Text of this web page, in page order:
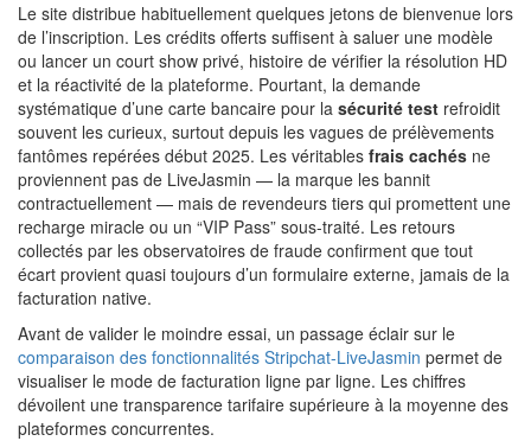
Le site distribue habituellement quelques jetons de bienvenue lors
de l’inscription. Les crédits offerts suffisent à saluer une modèle
ou lancer un court show privé, histoire de vérifier la résolution HD
et la réactivité de la plateforme. Pourtant, la demande
systématique d’une carte bancaire pour la sécurité test refroidit
souvent les curieux, surtout depuis les vagues de prélèvements
fantômes repérées début 2025. Les véritables frais cachés ne
proviennent pas de LiveJasmin — la marque les bannit
contractuellement — mais de revendeurs tiers qui promettent une
recharge miracle ou un “VIP Pass” sous-traité. Les retours
collectés par les observatoires de fraude confirment que tout
écart provient quasi toujours d’un formulaire externe, jamais de la
facturation native.
Avant de valider le moindre essai, un passage éclair sur le
comparaison des fonctionnalités Stripchat-LiveJasmin permet de
visualiser le mode de facturation ligne par ligne. Les chiffres
dévoilent une transparence tarifaire supérieure à la moyenne des
plateformes concurrentes.